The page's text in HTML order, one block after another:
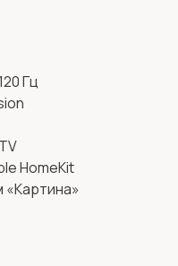
Гц
HomeKit